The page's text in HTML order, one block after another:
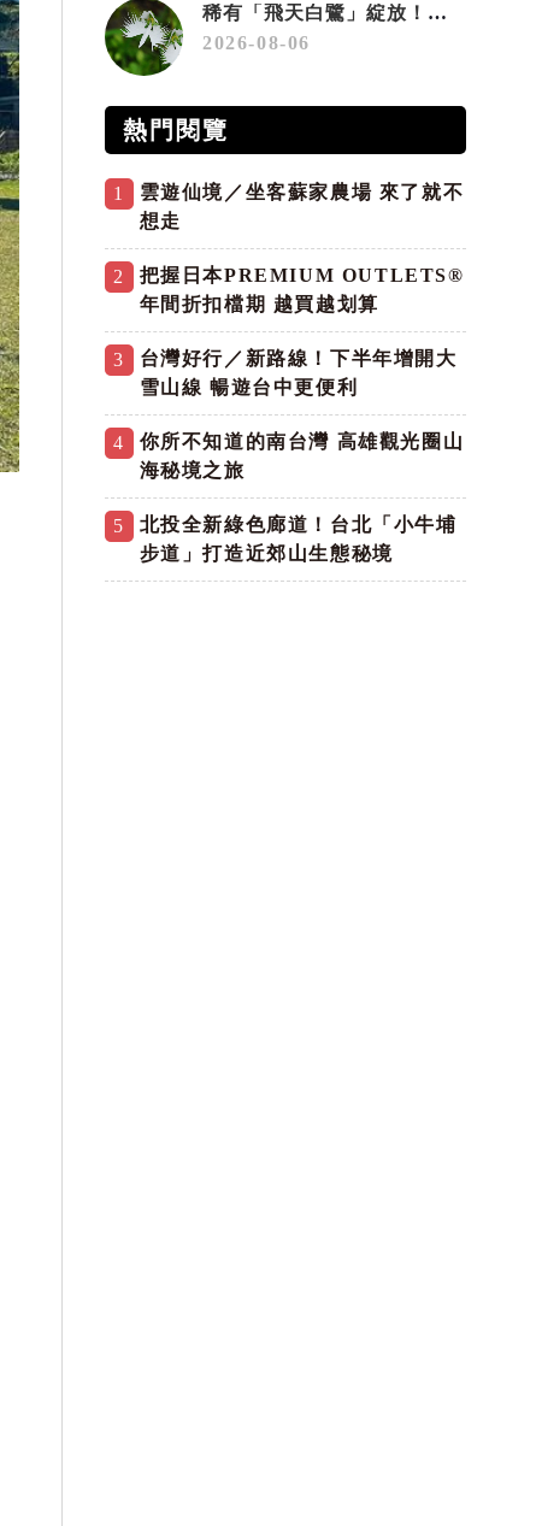
稀有「飛天白鷺」綻放！神戶六甲高山植物園「鷺草」珍貴現身
2026-08-06
熱門閱覽
1
雲遊仙境／坐客蘇家農場 來了就不
想走
2
把握日本PREMIUM OUTLETS®
年間折扣檔期 越買越划算
3
台灣好行／新路線！下半年增開大
雪山線 暢遊台中更便利
4
你所不知道的南台灣 高雄觀光圈山
海秘境之旅
5
北投全新綠色廊道！台北「小牛埔
步道」打造近郊山生態秘境